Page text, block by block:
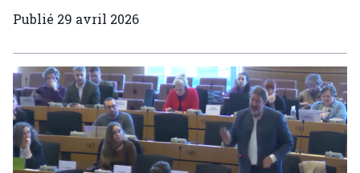
Publié 29 avril 2026